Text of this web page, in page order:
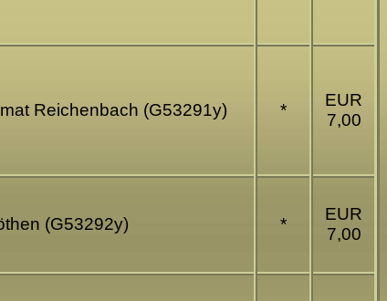
Reichenbach (G53291y) *
EUR
7,00
(G53292y) *
EUR
7,00